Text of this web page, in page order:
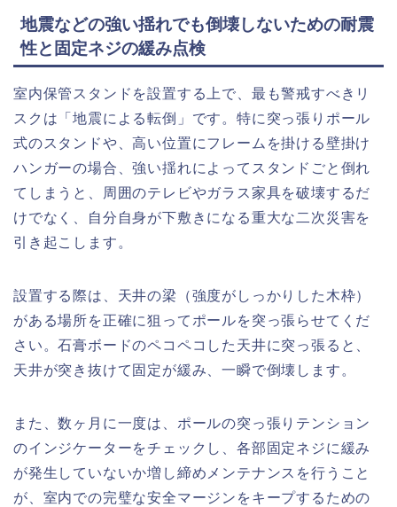
地震などの強い揺れでも倒壊しないための耐震
性と固定ネジの緩み点検
室内保管スタンドを設置する上で、最も警戒すべきリ
スクは「地震による転倒」です。特に突っ張りポール
式のスタンドや、高い位置にフレームを掛ける壁掛け
ハンガーの場合、強い揺れによってスタンドごと倒れ
てしまうと、周囲のテレビやガラス家具を破壊するだ
けでなく、自分自身が下敷きになる重大な二次災害を
引き起こします。
設置する際は、天井の梁（強度がしっかりした木枠）
がある場所を正確に狙ってポールを突っ張らせてくだ
さい。石膏ボードのペコペコした天井に突っ張ると、
天井が突き抜けて固定が緩み、一瞬で倒壊します。
また、数ヶ月に一度は、ポールの突っ張りテンション
のインジケーターをチェックし、各部固定ネジに緩み
が発生していないか増し締めメンテナンスを行うこと
が、室内での完璧な安全マージンをキープするための